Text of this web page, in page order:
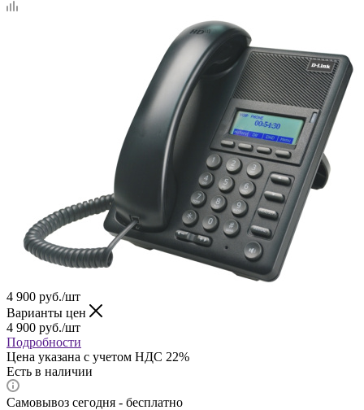
4 900 руб./шт
Варианты цен
4 900 руб./шт
Подробности
Цена указана с учетом НДС 22%
Есть в наличии
Самовывоз сегодня - бесплатно